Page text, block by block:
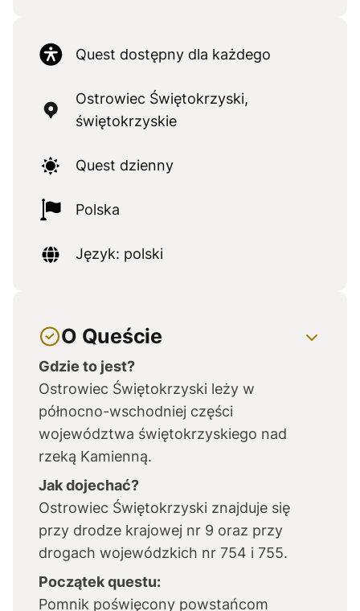
Quest dostępny dla każdego
Ostrowiec Świętokrzyski,
świętokrzyskie
Quest dzienny
Polska
Język: polski
O Queście
Gdzie to jest?
Ostrowiec Świętokrzyski leży w
północno-wschodniej części
województwa świętokrzyskiego nad
rzeką Kamienną.
Jak dojechać?
Ostrowiec Świętokrzyski znajduje się
przy drodze krajowej nr 9 oraz przy
drogach wojewódzkich nr 754 i 755.
Początek questu:
Pomnik poświęcony powstańcom